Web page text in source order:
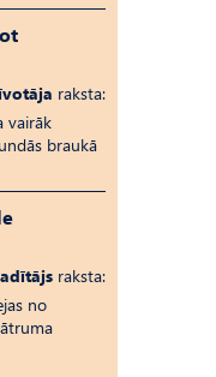
raksta:
vairāk
braukā
raksta:
no